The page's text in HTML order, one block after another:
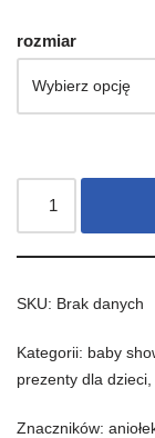
rozmiar
SKU: Brak danych
Kategorii: baby
prezenty dla dzieci
Znaczników: